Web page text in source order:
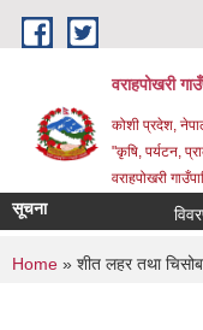
Skip to main content
वराहपोखरी
कोशी प्रदेश,
"कृषि, पर्यटन,
वराहपोखरी
सूचना
You are
Home » शीत लहर तथा